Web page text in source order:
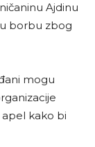
Ajdinu
borbu zbog
mogu
apel kako bi